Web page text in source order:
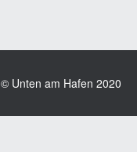
© Unten am Hafen 2020